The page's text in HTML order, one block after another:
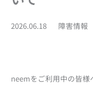
2026.06.18 障害情報
neemをご利用中の皆様